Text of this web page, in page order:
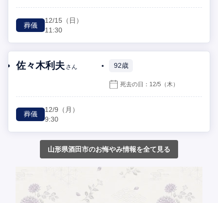
葬儀
12/15 （日）
11:30
佐々木利夫 さん 92歳
死去の日： 12/5 （木）
葬儀
12/9 （月）
9:30
山形県酒田市のお悔やみ情報を全て見る